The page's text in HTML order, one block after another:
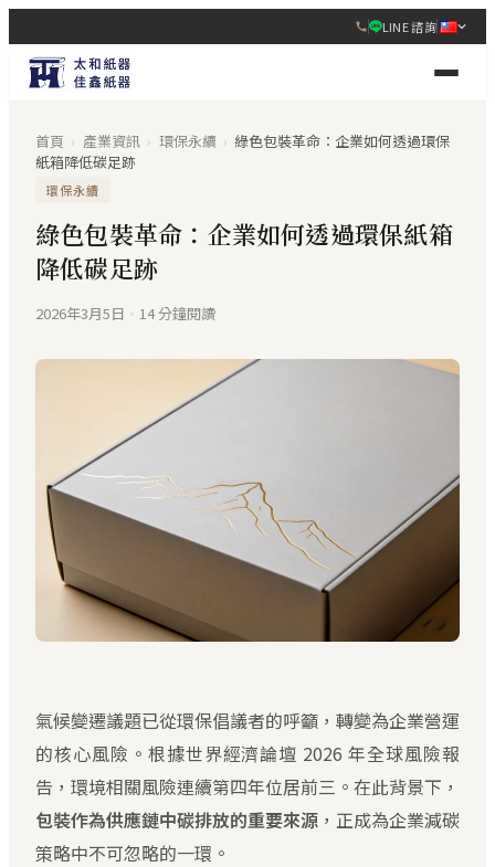
LINE 諮詢
首頁 › 產業資訊 › 環保永續 › 綠色包裝革命：企業如何透過環保
紙箱降低碳足跡
環保永續
綠色包裝革命：企業如何透過環保紙箱
降低碳足跡
2026年3月5日 · 14 分鐘閱讀
氣候變遷議題已從環保倡議者的呼籲，轉變為企業營運
的核心風險。根據世界經濟論壇 2026 年全球風險報
告，環境相關風險連續第四年位居前三。在此背景下，
包裝作為供應鏈中碳排放的重要來源 ，正成為企業減碳
策略中不可忽略的一環。